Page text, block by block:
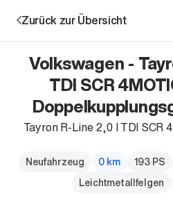
Aktion
Zurück zur Übersicht
Volkswagen -
TDI SCR
Tayron R-Line 2,0 l TDI SCR
Neufahrzeug 0 km 193 PS
Leichtmetallfelgen